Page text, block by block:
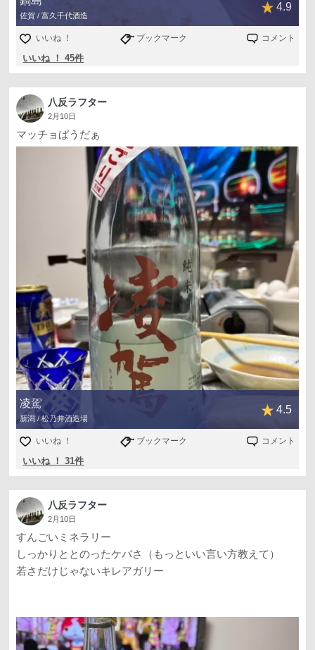
佐賀 / 富久千代酒造
4.9
いいね ！ ブックマーク コメント
いいね ！ 45件
八反ラフター
2月10日
マッチョぱうだぁ
凌駕
新潟 / 松乃井酒造場
4.5
いいね ！ ブックマーク コメント
いいね ！ 31件
八反ラフター
2月10日
すんごいミネラリー
しっかりととのったケバさ（もっといい言い方教えて）
若さだけじゃないキレアガリー